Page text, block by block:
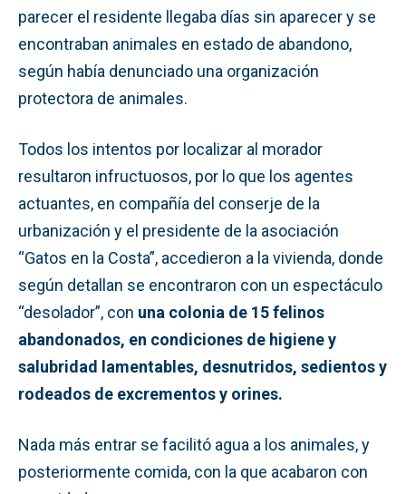
parecer el residente llegaba días sin aparecer y se
encontraban animales en estado de abandono,
según había denunciado una organización
protectora de animales.
Todos los intentos por localizar al morador
resultaron infructuosos, por lo que los agentes
actuantes, en compañía del conserje de la
urbanización y el presidente de la asociación
“Gatos en la Costa”, accedieron a la vivienda, donde
según detallan se encontraron con un espectáculo
“desolador”, con una colonia de 15 felinos
abandonados, en condiciones de higiene y
salubridad lamentables, desnutridos, sedientos y
rodeados de excrementos y orines.
Nada más entrar se facilitó agua a los animales, y
posteriormente comida, con la que acabaron con